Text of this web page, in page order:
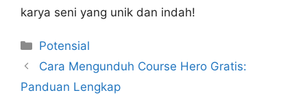
karya seni yang unik dan indah!
Categories
Potensial
Cara Mengunduh Course Hero Gratis:
Panduan Lengkap